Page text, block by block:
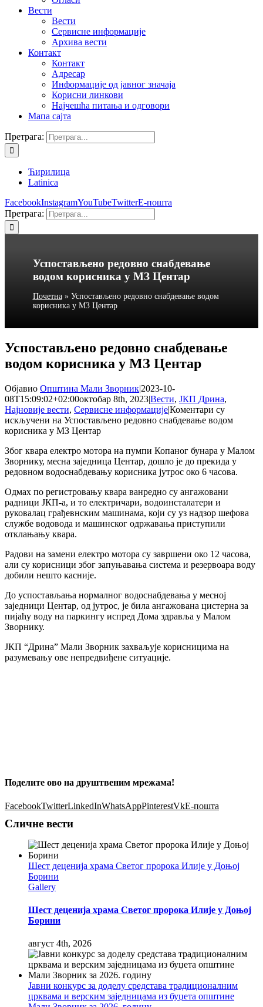
Вести
Вести
Сервисне информације
Архива вести
Контакт
Контакт
Адресар
Информације од јавног значаја
Корисни линкови
Најчешћа питања и одговори
Мапа сајта
Претрага:
Ћирилица
Latinica
FacebookInstagramYouTubeTwitterЕ-пошта
Претрага:
Успостављено редовно снабдевање
водом корисника у МЗ Центар
Почетна» Успостављено редовно снабдевање водом
корисника у МЗ Центар
Успостављено редовно снабдевање
водом корисника у МЗ Центар
Објавио Општина Мали Зворник|2023-10-
08T15:09:02+02:00октобар 8th, 2023|Вести, ЈКП Дрина,
Најновије вести, Сервисне информације|Коментари су
искључени на Успостављено редовно снабдевање водом
корисника у МЗ Центар
Због квара електро мотора на пумпи Копаног бунара у Малом
Зворнику, месна заједница Центар, дошло је до прекида у
редовном водоснабдевању корисника јутрос око 6 часова.
Одмах по регистровању квара ванредно су ангажовани
радници ЈКП-а, и то електричари, водоинсталатери и
руковалац грађевнским машинама, који су уз надзор шефова
службе водовода и машинског одржавања приступили
отклањању квара.
Радови на замени електро мотора су завршени око 12 часова,
али су корисници због запуњавања система и резервоара воду
добили нешто касније.
До успостављања нормалног водоснабдевања у месној
заједници Центар, од јутрос, је била ангажована цистерна за
пијаћу воду на паркингу испред Дома здравља у Малом
Зворнику.
ЈКП “Дрина” Мали Зворник захваљује корисницима на
разумевању ове непредвиђене ситуације.
Поделите ово на друштвеним мрежама!
FacebookTwitterLinkedInWhatsAppPinterestVkЕ-пошта
Сличне вести
Шест деценија храма Светог пророка Илије у Доњој
Борини
Gallery
Шест деценија храма Светог пророка Илије у Доњој
Борини
август 4th, 2026
Јавни конкурс за доделу средстава традиционалним
црквама и верским заједницама из буџета општине